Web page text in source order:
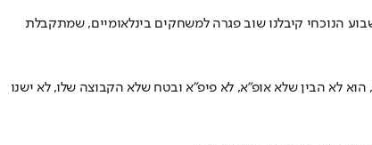
הנוכחי קיבלנו שוב פגרה למשחקים בינלאומיים, שמתקבלת
לא הבין שלא אופ"א, לא פיפ"א ובטח שלא הקבוצה שלו, לא ישנו